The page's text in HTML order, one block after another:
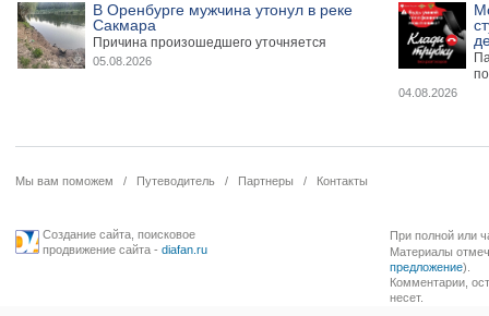
В Оренбурге мужчина утонул в реке
Сакмара
Причина произошедшего уточняется
05.08.2026
04.08.2026
Мы вам поможем / Путеводитель / Партнеры / Контакты
Создание сайта, поисковое
продвижение сайта- diafan.ru
При полной или
Материалы
предложение).
Комментарии,
несет.